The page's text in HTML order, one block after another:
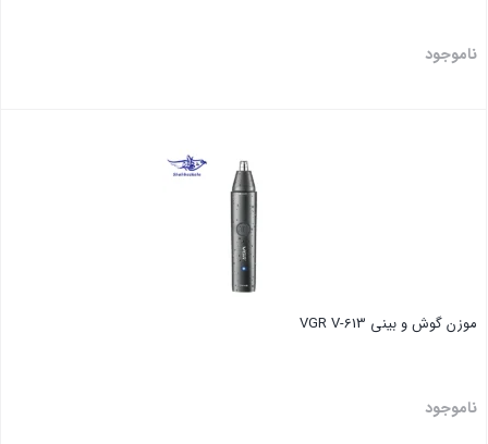
ناموجود
موزن گوش و بینی VGR V-613
ناموجود